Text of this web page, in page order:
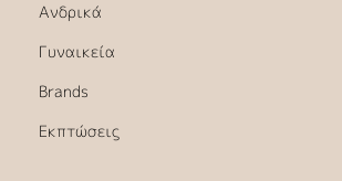
Ανδρικά
Γυναικεία
Brands
Εκπτώσεις